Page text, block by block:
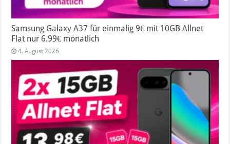
Samsung Galaxy A37 für einmalig 9€ mit 10GB Allnet
Flat nur 6.99€ monatlich
4. August 2026